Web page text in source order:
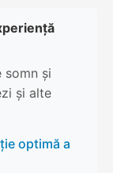
somn și
și alte
optimă a